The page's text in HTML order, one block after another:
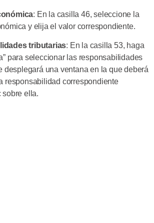
: En la casilla 46, seleccione la
y elija el valor correspondiente.
tributarias: En la casilla 53, haga
para seleccionar las responsabilidades
desplegará una ventana en la que deberá
responsabilidad correspondiente
sobre ella.